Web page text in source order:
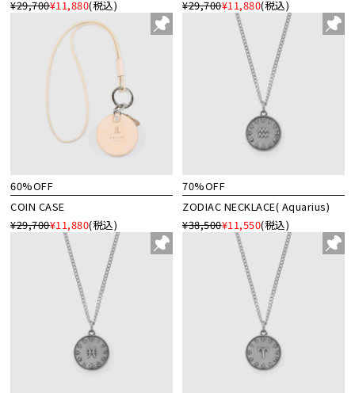
¥29,700¥11,880(税込)
¥29,700¥11,880(税込)
60%OFF
COIN CASE
¥29,700¥11,880(税込)
70%OFF
ZODIAC NECKLACE( Aquarius)
¥38,500¥11,550(税込)